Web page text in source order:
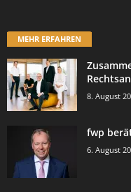
MEHR ERFAHREN
8. August
fwp
6. August